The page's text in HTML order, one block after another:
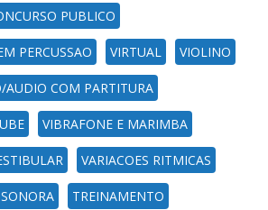
PUBLICO
PERCUSSAO VIRTUAL VIOLINO
AUDIO COM PARTITURA
VIBRAFONE E MARIMBA
VARIACOES RITMICAS
TREINAMENTO